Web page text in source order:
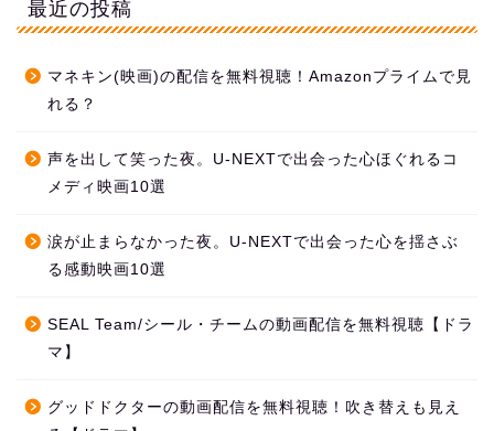
最近の投稿
マネキン(映画)の配信を無料視聴！Amazonプライムで見
れる？
声を出して笑った夜。U-NEXTで出会った心ほぐれるコ
メディ映画10選
涙が止まらなかった夜。U-NEXTで出会った心を揺さぶ
る感動映画10選
SEAL Team/シール・チームの動画配信を無料視聴【ドラ
マ】
グッドドクターの動画配信を無料視聴！吹き替えも見え